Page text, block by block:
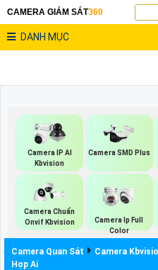
CAMERA GIÁM SÁT360
DANH MỤC
Camera IP AI
Kbvision
Camera SMD Plus
Camera Chuẩn
Onvif Kbvision
Camera Ip Full
Color
Camera Quan Sát Camera
Hợp Ai